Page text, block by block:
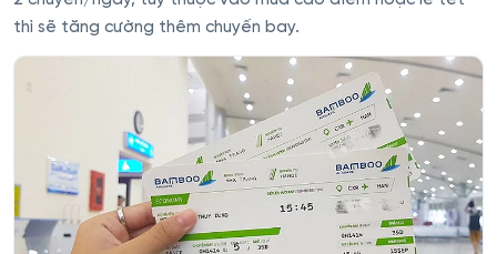
thì sẽ tăng cường thêm chuyến bay.